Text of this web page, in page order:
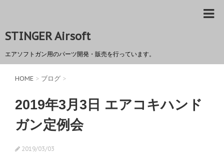
STINGER Airsoft
エアソフトガン用のパーツ開発・販売を行っています。
HOME > ブログ >
2019年3月3日 エアコキハンド
ガン定例会
2019/03/03